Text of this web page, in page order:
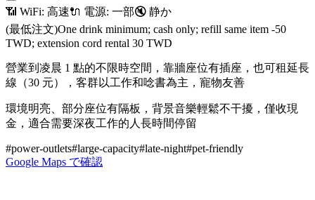
📶 WiFi: 高速🔌 電源: 一部🔇 静か
(最低注文)One drink minimum; cash only; refill same item -50
TWD; extension cord rental 30 TWD
營業到凌晨 1 點的不限時空間，靠牆座位有插座，也可租延長
線（30 元），客群以工作和唸書為主，寵物友善
環境明亮、部分座位有隔板，背景音樂輕鬆不干擾，僅收現
金，適合需要深夜工作的人長時間停留
#power-outlets#large-capacity#late-night#pet-friendly
Google Maps で確認